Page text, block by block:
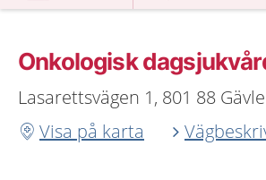
Onkologisk
Lasarettsvägen 1, 801 88 Gävle
Visa på karta